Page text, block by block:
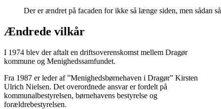
Der er ændret på facaden for ikke så længe siden, men sådan
Ændrede vilkår
I 1974 blev der aftalt en driftsoverenskomst mellem Dragør
kommune og Menighedssamfundet.
Fra 1987 er leder af ”Menighedsbørnehaven i Dragør” Kirsten
Ulrich Nielsen. Det overordnede ansvar er fordelt på
kommunalbestyrelsen, børnehavens bestyrelse og
forældrebestyrelsen.